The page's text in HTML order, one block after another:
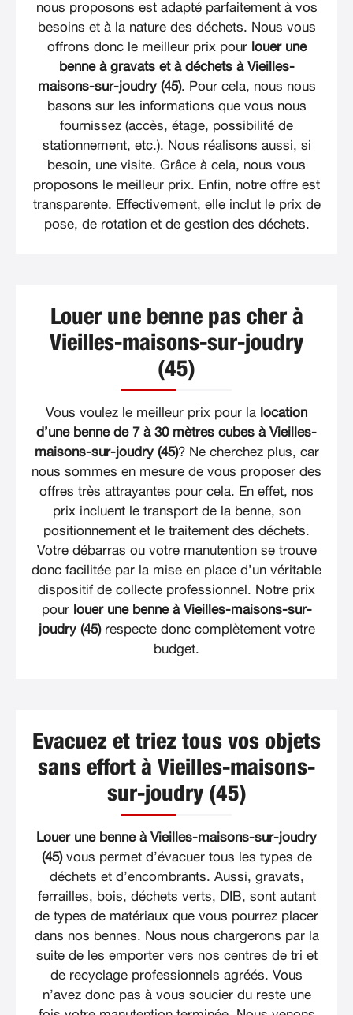
nous proposons est adapté parfaitement à vos
besoins et à la nature des déchets. Nous vous
offrons donc le meilleur prix pour louer une
benne à gravats et à déchets à Vieilles-
maisons-sur-joudry (45). Pour cela, nous nous
basons sur les informations que vous nous
fournissez (accès, étage, possibilité de
stationnement, etc.). Nous réalisons aussi, si
besoin, une visite. Grâce à cela, nous vous
proposons le meilleur prix. Enfin, notre offre est
transparente. Effectivement, elle inclut le prix de
pose, de rotation et de gestion des déchets.
Louer une benne pas cher à
Vieilles-maisons-sur-joudry
(45)
Vous voulez le meilleur prix pour la location
d’une benne de 7 à 30 mètres cubes à Vieilles-
maisons-sur-joudry (45)? Ne cherchez plus, car
nous sommes en mesure de vous proposer des
offres très attrayantes pour cela. En effet, nos
prix incluent le transport de la benne, son
positionnement et le traitement des déchets.
Votre débarras ou votre manutention se trouve
donc facilitée par la mise en place d’un véritable
dispositif de collecte professionnel. Notre prix
pour louer une benne à Vieilles-maisons-sur-
joudry (45)respecte donc complètement votre
budget.
Evacuez et triez tous vos objets
sans effort à Vieilles-maisons-
sur-joudry (45)
Louer une benne à Vieilles-maisons-sur-joudry
(45)vous permet d’évacuer tous les types de
déchets et d’encombrants. Aussi, gravats,
ferrailles, bois, déchets verts, DIB, sont autant
de types de matériaux que vous pourrez placer
dans nos bennes. Nous nous chargerons par la
suite de les emporter vers nos centres de tri et
de recyclage professionnels agréés. Vous
n’avez donc pas à vous soucier du reste une